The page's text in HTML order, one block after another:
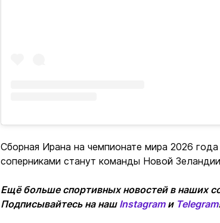
Сборная Ирана на чемпионате мира 2026 года
соперниками станут команды Новой
Ещё больше спортивных новостей в наших
Подписывайтесь на наш Instagramи Telegram